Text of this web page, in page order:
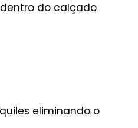
do calçado
eliminando o